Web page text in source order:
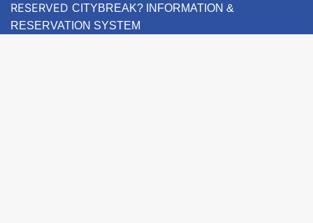
RESERVED CITYBREAK? INFORMATION &
RESERVATION SYSTEM